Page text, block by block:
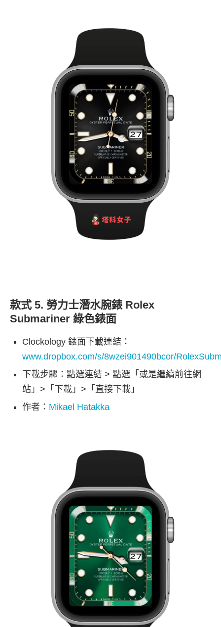
款式 5. 勞力士潛水腕錶 Rolex
Submariner 綠色錶面
Clockology 錶面下載連結：
www.dropbox.com/s/8wzei901490bcor/
下載步驟：點選連結 > 點選「或是繼續前往網
站」>「下載」>「直接下載」
作者： Mikael Hatakka